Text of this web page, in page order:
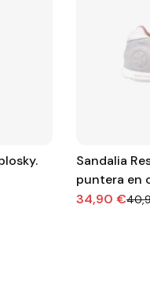
Sandalia
puntera en
34,90 €